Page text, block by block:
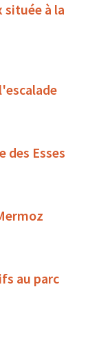
située à la
des Esses
au parc